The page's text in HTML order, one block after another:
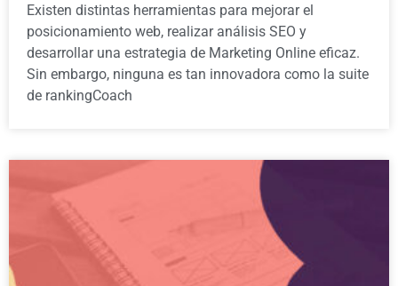
Existen distintas herramientas para mejorar el
posicionamiento web, realizar análisis SEO y
desarrollar una estrategia de Marketing Online eficaz.
Sin embargo, ninguna es tan innovadora como la suite
de rankingCoach